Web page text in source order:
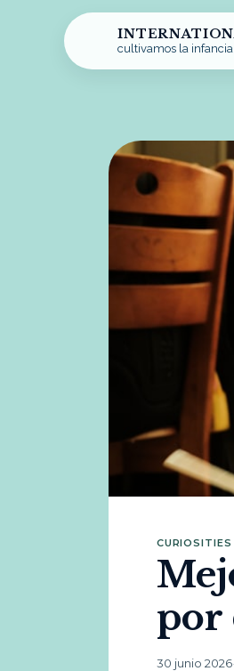
cultivamos la infancia
CURIOSITIES
por
30 junio 2026·